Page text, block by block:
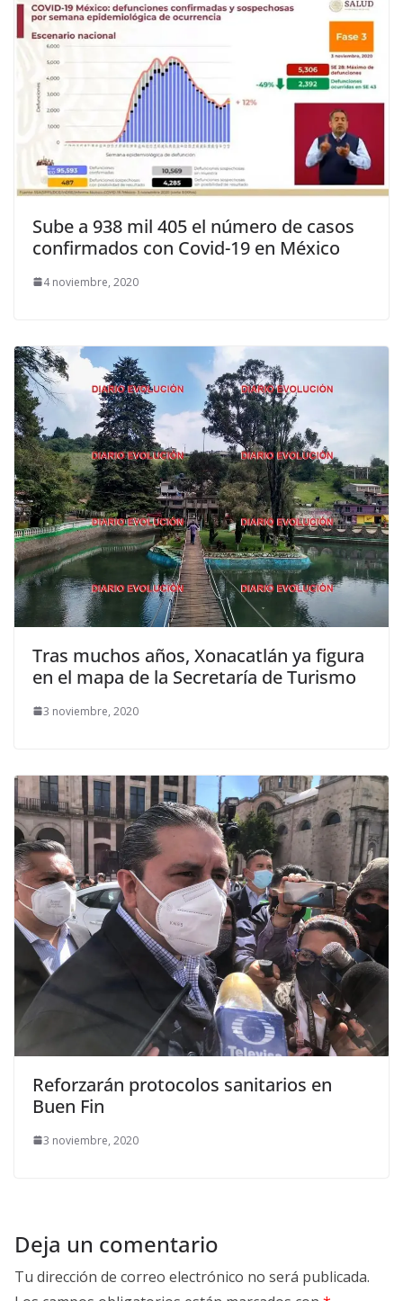
Sube a 938 mil 405 el número de casos
confirmados con Covid-19 en México
4 noviembre, 2020
Tras muchos años, Xonacatlán ya figura
en el mapa de la Secretaría de Turismo
3 noviembre, 2020
Reforzarán protocolos sanitarios en
Buen Fin
3 noviembre, 2020
Deja un comentario
Tu dirección de correo electrónico no será publicada.